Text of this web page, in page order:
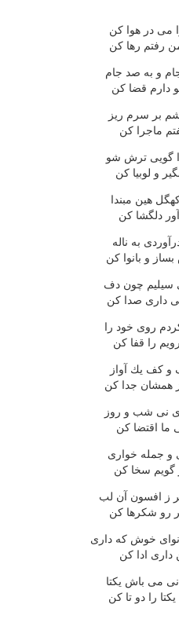
می در هوا كن
رفتم رها كن
و به صد جام
دارم قضا كن
بر سرم ریز
ماجرا كن
گویی ترش شو
و لوبیا كن
هین مبندا
دلگشا كن
به ناله
و بانوا كن
سیلیم چون دف
داری صدا كن
روی خود را
را قفا كن
و كف یك آواز
همشان جدا كن
نی شب و روز
ما اقتضا كن
و جمله خواری
گویم سخا كن
ز افسون آن لب
رو شكرها كن
خوش كه داری
ادا كن
می باش یكتا
را دو تا كن